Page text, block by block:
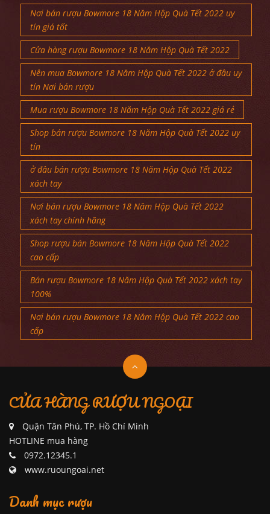
Nơi bán rượu Bowmore 18 Năm Hộp Quà Tết 2022 uy
tín giá tốt
Cửa hàng rượu Bowmore 18 Năm Hộp Quà Tết 2022
Nên mua Bowmore 18 Năm Hộp Quà Tết 2022 ở đâu uy
tín Nơi bán rượu
Mua rượu Bowmore 18 Năm Hộp Quà Tết 2022 giá rẻ
Shop bán rượu Bowmore 18 Năm Hộp Quà Tết 2022 uy
tín
ở đâu bán rượu Bowmore 18 Năm Hộp Quà Tết 2022
xách tay
Nơi bán rượu Bowmore 18 Năm Hộp Quà Tết 2022
xách tay chính hãng
Shop rượu bán Bowmore 18 Năm Hộp Quà Tết 2022
cao cấp
Bán rượu Bowmore 18 Năm Hộp Quà Tết 2022 xách tay
100%
Nơi bán rượu Bowmore 18 Năm Hộp Quà Tết 2022 cao
cấp
CỬA HÀNG RƯỢU NGOẠI
Quận Tân Phú, TP. Hồ Chí Minh
HOTLINE mua hàng
0972.12345.1
www.ruoungoai.net
Danh mục rượu